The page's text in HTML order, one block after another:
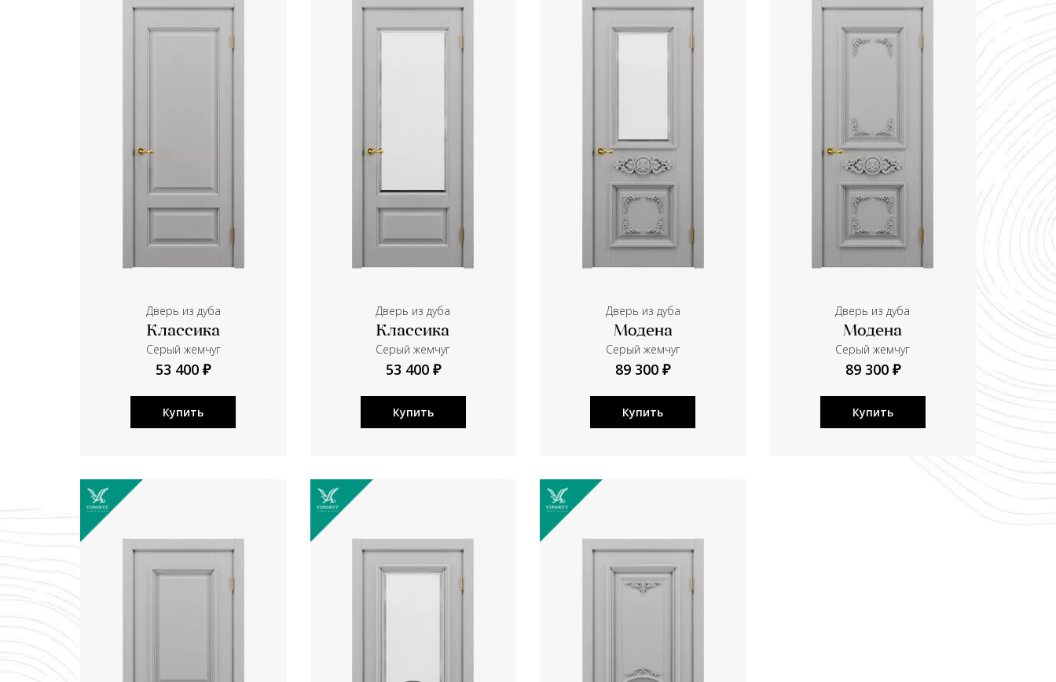
Дверь из дуба
Классика
Серый жемчуг
53 400 ₽
Купить
Дверь из дуба
Классика
Серый жемчуг
53 400 ₽
Купить
Дверь из дуба
Модена
Серый жемчуг
89 300 ₽
Купить
Дверь из дуба
Модена
Серый жемчуг
89 300 ₽
Купить